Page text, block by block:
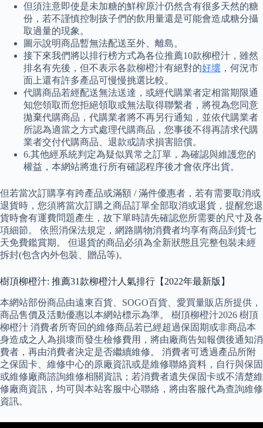
但須注意即使是未加糖的鮮榨原汁仍然含有很多天然的糖
份，若不謹慎控制孩子們的飲用量還是可能會造成糖分攝
取過量的現象。
圖示說明商品暫無法配送至外、離島。
接下來我們將以排行榜方式為各位推薦10款柳橙汁，雖然
排名有先後，但不表示各款柳橙汁有絕對的好壞 ，何況市
面上還有許多產品可慢慢挑選比較。
代購商品若經配送無法送達，或經代購業者定相當期限通
知您領取而您拒絕領取或無法取得聯繫者，將視為您同意
拋棄代購商品，代購業者將不再另行通知，並依代購業者
所認為適當之方式處理代購商品，您事後不得再請求代購
業者交付代購商品、退款或請求損害賠償。
6.其他經系統判定為疑似異常之訂單，為確認與維護您的
權益，本網站將進行所有確認程序後才會依序出貨。
但若當次訂購享有跨產品或滿額 / 滿件優惠者，若有需要取消或
退貨時，您須將當次訂購之商品訂單全部取消或退貨，提醒您退
貨時會有運費問題產生，故下單時請先確認您所需要的尺寸及各
項細節。 依照消保法規定，網路購物消費者均享有商品到貨七
天免費鑑賞期。 但退貨的商品必須為全新狀態且完整包裝未經
拆封(包含內外包裝、贈品等)。
樹頂柳橙汁: 推薦31款柳橙汁人氣排行【2022年最新版】
本網站部份商品由遠東百貨、SOGO百貨、愛買量販店所提供，
商品售價及活動優惠以本網站標示為準。 樹頂柳橙汁2026 樹頂
柳橙汁 消費者所寄回的維修商品若已經超過保固期或非商品本
身造成之人為損壞而發生檢修費用，將由廠商告知報價後通知消
費者，再由消費者決定是否繼續維修。 消費者可透過產品所附
之保固卡、維修中心的原廠資訊或是維修聯絡資料，自行與保固
或維修廠商諮詢維修相關資訊；若消費者遺失保固卡或不清楚維
修廠商資訊，均可與本站客服中心聯絡，將由客服代為查詢維修
資訊。